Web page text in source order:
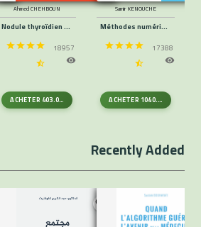
Ahmed CHEHBOUN
Nodule thyroïdien approche diagnostique et thérapeutique
18957
ACHETER 403.00DA
Samir KENOUCHE
Méthodes numériques et programmation avec Matlab rappels théoriques et problèmes résolus
17388
ACHETER 1040.00 DA
Recently Added